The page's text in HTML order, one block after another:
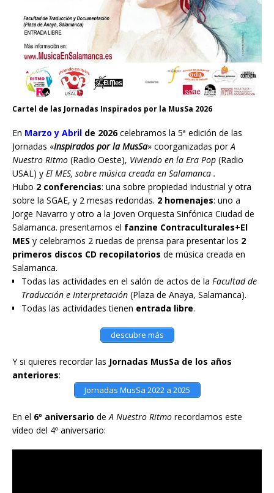
Cartel de las Jornadas Inspirados por la MusSa 2026
En Marzo y Abril de 2026celebramos la 5ª edición de las
Jornadas «Inspirados por la MusSa» coorganizadas porA
Nuestro Ritmo (Radio Oeste), Viviendo en la Era Pop (Radio
USAL) y El MES, sobre música creada en Salamanca .
Hubo 2 conferencias: una sobre propiedad industrial y otra
sobre la SGAE, y 2 mesas redondas. 2 homenajes: uno a
Jorge Navarro y otro a la Joven Orquesta Sinfónica Ciudad de
Salamanca. presentamos el fanzine Contraculturales+El
MES y celebramos 2 ruedas de prensa para presentar los 2
primeros discos CD recopilatorios de música creada en
Salamanca.
Todas las actividades en el salón de actos de la Facultad de
Traducción e Interpretación (Plaza de Anaya, Salamanca).
Todas las actividades tienen entrada libre.
descubre más
Y si quieres recordar las Jornadas MusSa de los años
anteriores:
Jornadas MusSa 2022 a 2025
En el 6º aniversario de A Nuestro Ritmo recordamos este
vídeo del 4º aniversario: